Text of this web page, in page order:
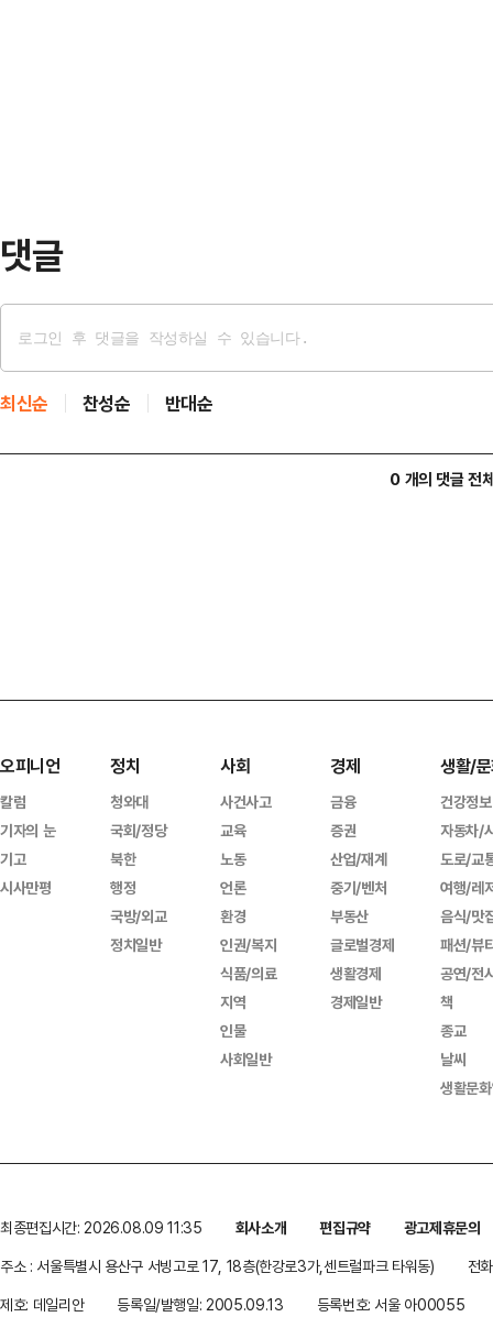
댓글
최신순 찬성순 반대순
0 개의 댓글 전
오피니언
칼럼
기자의 눈
기고
시사만평
정치
청와대
국회/정당
북한
행정
국방/외교
정치일반
사회
사건사고
교육
노동
언론
환경
인권/복지
식품/의료
지역
인물
사회일반
경제
금융
증권
산업/재계
중기/벤처
부동산
글로벌경제
생활경제
경제일반
생활/
건강정보
자동차/
도로/교
여행/레
음식/맛
패션/뷰
공연/전
책
종교
날씨
생활문
최종편집시간: 2026.08.09 11:35 회사소개 편집규약
광고제휴문의
주소 : 서울특별시 용산구 서빙고로 17, 18층(한강로3가,센트럴파크 타워동)
전
제호: 데일리안
등록일/발행일: 2005.09.13 등록번호: 서울 아00055